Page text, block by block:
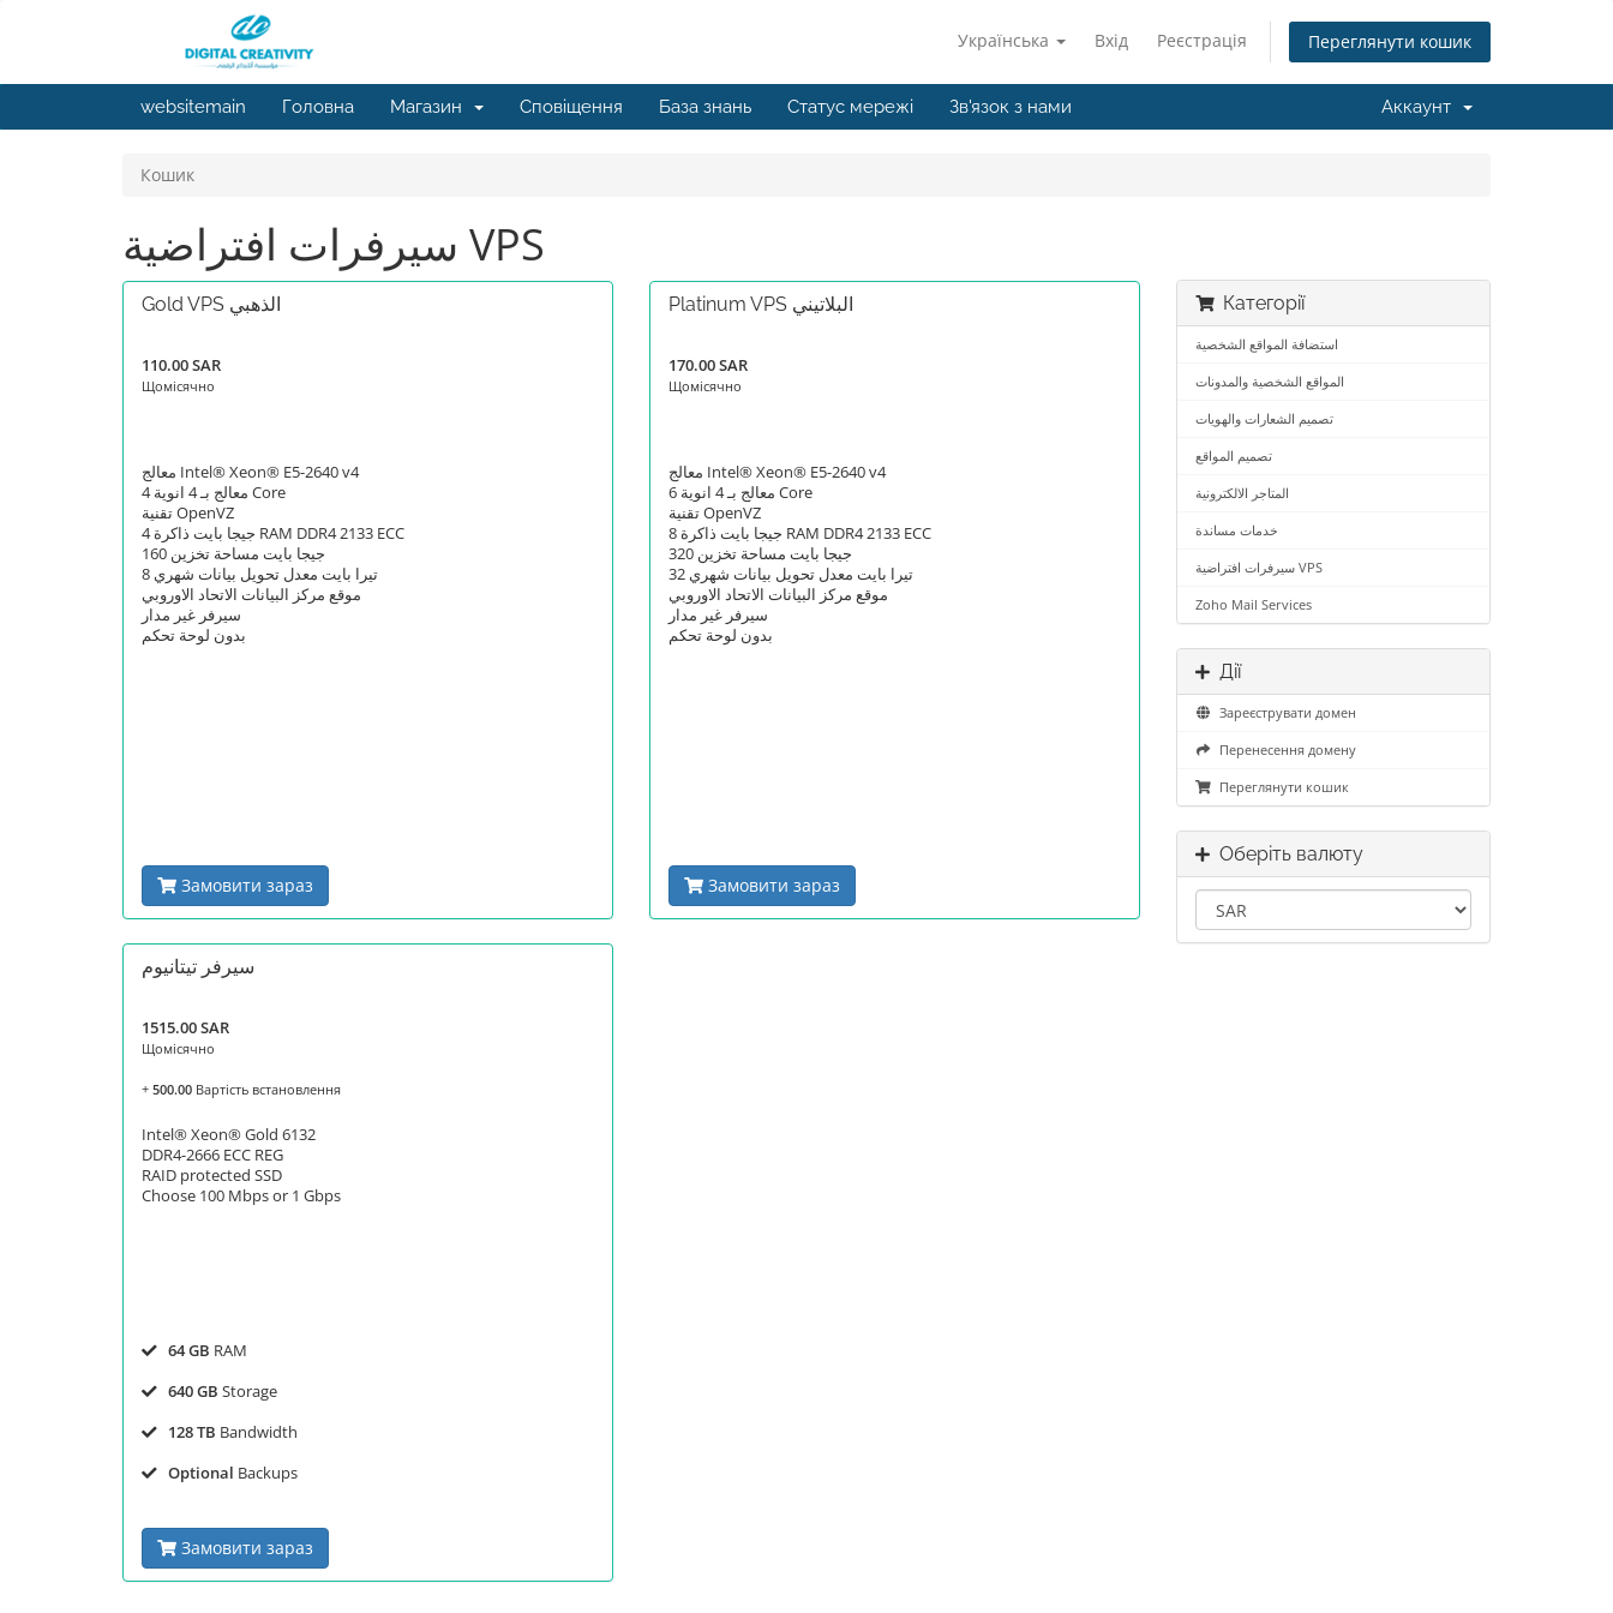
Українська Вхід Реєстрація Переглянути кошик
websitemain Головна Магазин Сповіщення База знань Статус мережі Зв'язок з нами Аккаунт
Кошик
سيرفرات افتراضية VPS
Gold VPS الذهبي
110.00 SAR
Щомісячно
معالج Intel® Xeon® E5-2640 v4
معالج بـ 4 انوية 4 Core
تقنية OpenVZ
4 جيجا بايت ذاكرة RAM DDR4 2133 ECC
160 جيجا بايت مساحة تخزين
8 تيرا بايت معدل تحويل بيانات شهري
موقع مركز البيانات الاتحاد الاوروبي
سيرفر غير مدار
بدون لوحة تحكم
Замовити зараз
Platinum VPS البلاتيني
170.00 SAR
Щомісячно
معالج Intel® Xeon® E5-2640 v4
معالج بـ 4 انوية 6 Core
تقنية OpenVZ
8 جيجا بايت ذاكرة RAM DDR4 2133 ECC
320 جيجا بايت مساحة تخزين
32 تيرا بايت معدل تحويل بيانات شهري
موقع مركز البيانات الاتحاد الاوروبي
سيرفر غير مدار
بدون لوحة تحكم
Замовити зараз
سيرفر تيتانيوم
1515.00 SAR
Щомісячно
+ 500.00 Вартість встановлення
Intel® Xeon® Gold 6132
DDR4-2666 ECC REG
RAID protected SSD
Choose 100 Mbps or 1 Gbps
64 GB RAM
640 GB Storage
128 TB Bandwidth
Optional Backups
Замовити зараз
Категорії
استضافة المواقع الشخصية
المواقع الشخصية والمدونات
تصميم الشعارات والهويات
تصميم المواقع
المتاجر الالكترونية
خدمات مساندة
سيرفرات افتراضية VPS
Zoho Mail Services
Дії
Зареєструвати домен
Перенесення домену
Переглянути кошик
Оберіть валюту